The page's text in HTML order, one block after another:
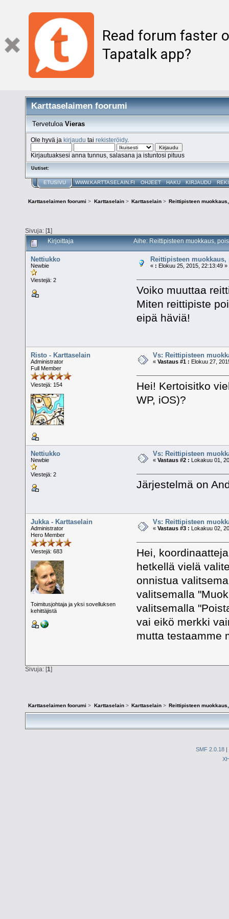
Read forum faster
Tapatalk app?
Karttaselaimen foorumi
Tervetuloa Vieras
Ole hyvä jakirjaudu tairekisteröidy.
Kirjautuaksesi anna tunnus, salasana ja istuntosi pituus
Uutiset:
ETUSIVU WWW.KARTTASELAIN.FI OHJEET HAKU KIRJAUDU
Karttaselaimen foorumi > Karttaselain> Karttaselain> Reittipisteen
Sivuja: [1]
Kirjoittaja Aihe: Reittipisteen muokkaus,
Nettiukko
Newbie
Viestejä: 2
Reittipisteen muokkaus,
« : Elokuu 25, 2015, 22:13:49 »
Voiko muuttaa
Miten reittipiste
eipä häviä!
Risto - Karttaselain
Administrator
Full Member
Viestejä: 154
Vs: Reittipisteen
«Vastaus #1 : Elokuu 27,
Hei! Kertoisitko
WP, iOS)?
Nettiukko
Newbie
Viestejä: 2
Vs: Reittipisteen
«Vastaus #2 : Lokakuu 01,
Järjestelmä on
Jukka - Karttaselain
Administrator
Hero Member
Viestejä: 683
Toimitusjohtaja ja yksi sovelluksen
kehittäjistä
Vs: Reittipisteen
«Vastaus #3 : Lokakuu 02,
Hei,
hetkellä vielä
onnistua
valitsemalla
valitsemalla
vai eikö merkki
mutta testaamme
Sivuja: [1]
Karttaselaimen foorumi > Karttaselain> Karttaselain> Reittipisteen
SMF 2.0.18 |